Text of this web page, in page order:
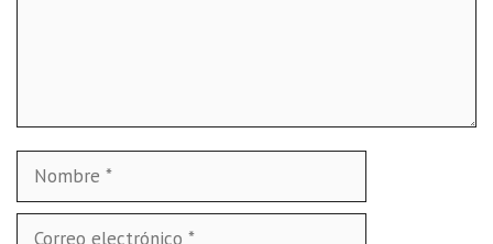
Nombre
Correo